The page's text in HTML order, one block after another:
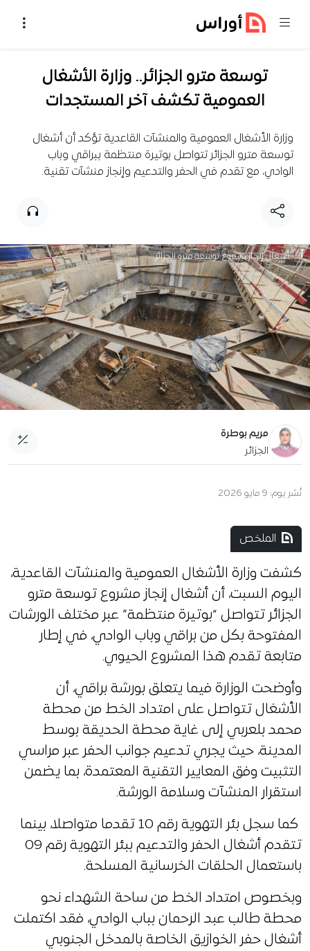
توسعة مترو الجزائر.. وزارة الأشغال
العمومية تكشف آخر المستجدات
وزارة الأشغال العمومية والمنشآت القاعدية تؤكد أن أشغال
توسعة مترو الجزائر تتواصل بوتيرة منتظمة ببراقي وباب
الوادي، مع تقدم في الحفر والتدعيم وإنجاز منشآت تقنية.
أشغال إنجاز مشروع توسعة مترو الجزائر
مريم بوطرة
الجزائر
نُشر يوم: 9 مايو 2026
الملخص
كشفت وزارة الأشغال العمومية والمنشآت القاعدية،
اليوم السبت، أن أشغال إنجاز مشروع توسعة مترو
الجزائر تتواصل “بوتيرة منتظمة” عبر مختلف الورشات
المفتوحة بكل من براقي وباب الوادي، في إطار
متابعة تقدم هذا المشروع الحيوي.
وأوضحت الوزارة فيما يتعلق بورشة براقي، أن
الأشغال تتواصل على امتداد الخط من محطة
محمد بلعربي إلى غاية محطة الحديقة بوسط
المدينة، حيث يجري تدعيم جوانب الحفر عبر مراسي
التثبيت وفق المعايير التقنية المعتمدة، بما يضمن
استقرار المنشآت وسلامة الورشة.
كما سجل بئر التهوية رقم 10 تقدما متواصلا، بينما
تتقدم أشغال الحفر والتدعيم ببئر التهوية رقم 09
باستعمال الحلقات الخرسانية المسلحة.
وبخصوص امتداد الخط من ساحة الشهداء نحو
محطة طالب عبد الرحمان بباب الوادي، فقد اكتملت
أشغال حفر الخوازيق الخاصة بالمدخل الجنوبي